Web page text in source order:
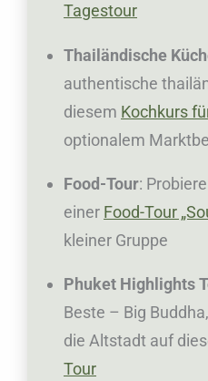
Tagestour
Thailändische
authentische
diesem Kochkurs
optionalem
Food-Tour:
einer Food-Tour
kleiner Gruppe
Phuket Highlights
Beste – Big
die Altstadt auf
Tour